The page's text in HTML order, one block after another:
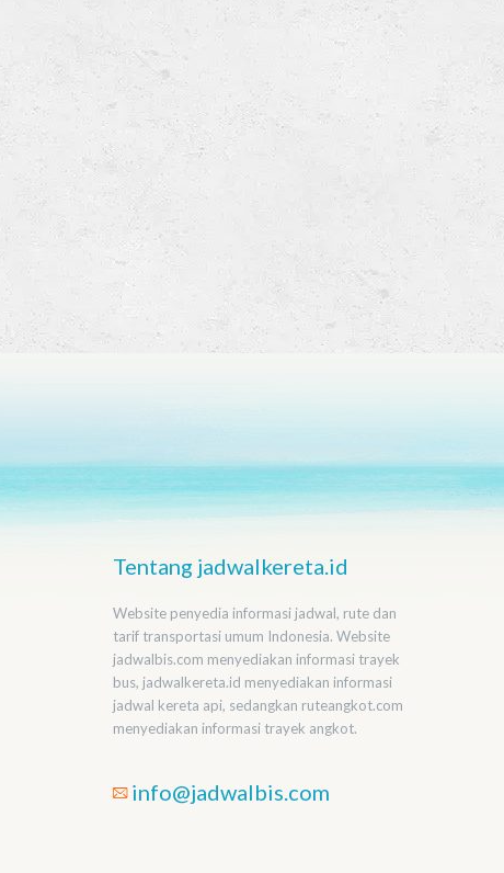
Tentang jadwalkereta.id
Website penyedia informasi jadwal, rute dan
tarif transportasi umum Indonesia. Website
jadwalbis.com menyediakan informasi trayek
bus, jadwalkereta.id menyediakan informasi
jadwal kereta api, sedangkan ruteangkot.com
menyediakan informasi trayek angkot.
info@jadwalbis.com